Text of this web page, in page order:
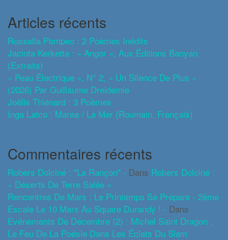
Articles récents
Rossella Pompeo : 2 Poèmes Inédits
Jacinta Kerketta : « Angor », Aux Éditions Banyan
(extraits)
« Peau Électrique », N° 2, « Un Silence De Plus »
(2026) Par Guillaume Dreidemie
Joëlle Thiénard : 3 Poèmes
Inga Latco : Marea / La Mer (roumain, Français)
Commentaires récents
Robers Dolciné : "La Rançon" - Dans Robers Dolciné :
« Déserts De Terre Salée »
Rencontres De Mars : Le Printemps Se Prépare - 2ème
Escale Le 10 Mars Au Square Durandy ! - Dans
Evénements De Décembre (2) : Michel Saint Dragon ,
Le Feu De La Poésie Dans Les Éclats Du Slam